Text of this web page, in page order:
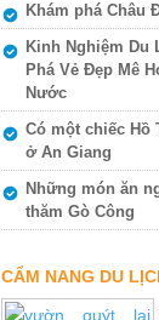
Khám phá Châu
Kinh Nghiệm Du
Phá Vẻ Đẹp Mê
Nước
Có một chiếc Hồ
ở An Giang
Những món ăn
thăm Gò Công
CẨM NANG DU